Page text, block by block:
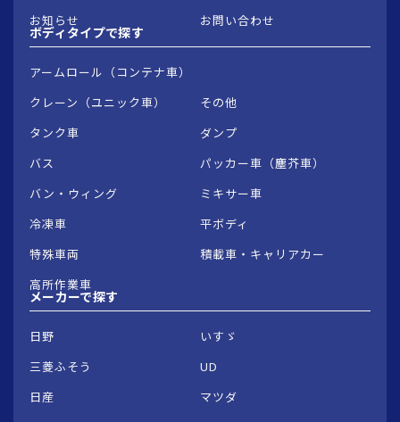
お知らせ
お問い合わせ
ボディタイプで探す
アームロール（コンテナ車）
クレーン（ユニック車）
その他
タンク車
ダンプ
バス
パッカー車（塵芥車）
バン・ウィング
ミキサー車
冷凍車
平ボディ
特殊車両
積載車・キャリアカー
高所作業車
メーカーで探す
日野
いすゞ
三菱ふそう
UD
日産
マツダ